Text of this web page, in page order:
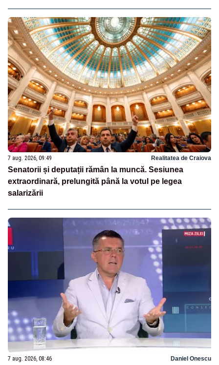
7 aug. 2026, 09:49 Realitatea de Craiova
Senatorii și deputații rămân la muncă. Sesiunea
extraordinară, prelungită până la votul pe legea
salarizării
7 aug. 2026, 08:46 Daniel Onescu